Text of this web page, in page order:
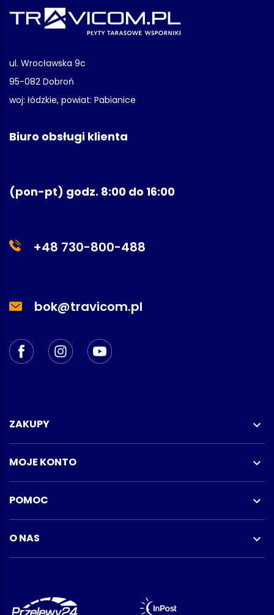
ul. Wrocławska 9c
95-082 Dobroń
woj: łódzkie, powiat: Pabianice
Biuro obsługi klienta
(pon-pt) godz. 8:00 do 16:00
+48 730-800-488
bok@travicom.pl
ZAKUPY 
MOJE KONTO 
POMOC 
O NAS 